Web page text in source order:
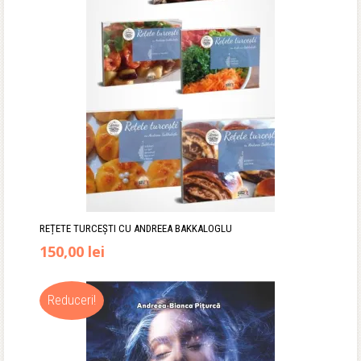
REȚETE TURCEȘTI CU ANDREEA BAKKALOGLU
Prețul
inițial
a
150,00 lei
curent
este:
150,00 lei.
Reduceri!